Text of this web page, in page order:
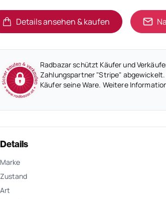
Details ansehen & kaufen
(öffnet in neuem Tab)
(öffnet in neuem Tab)
Radbazar schützt Käufer und
Zahlungspartner "Stripe"
Käufer seine Ware. Weitere
Details
Marke
Zustand
Art